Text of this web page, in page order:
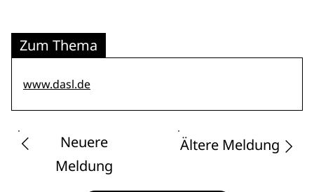
Zum Thema
www.dasl.de
Neuere
Meldung
Ältere Meldung